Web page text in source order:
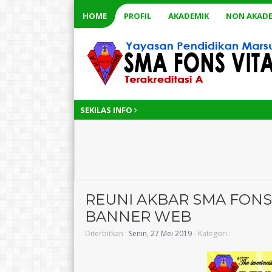
HOME PROFIL AKADEMIK NON
SEKILAS INFO
REUNI AKBAR SMA
BANNER WEB
Diterbitkan : Senin, 27 Mei 2019- Kategori :